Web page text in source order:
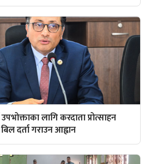
लागि करदाता प्रोत्साहन
दर्ता गराउन आह्वान